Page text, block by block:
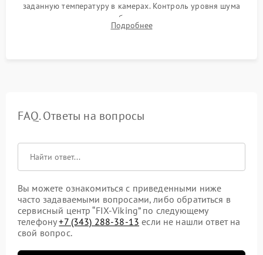
заданную температуру в камерах. Контроль уровня шума
компрессора, отсутствия обмерзания стенок и корректного
срабатывания системы автоматической оттайки.
Подробнее
FAQ. Ответы на вопросы
Вы можете ознакомиться с приведенными ниже
часто задаваемыми вопросами, либо обратиться в
сервисный центр “FIX-Viking” по следующему
телефону+7 (343) 288-38-13 если не нашли ответ на
свой вопрос.